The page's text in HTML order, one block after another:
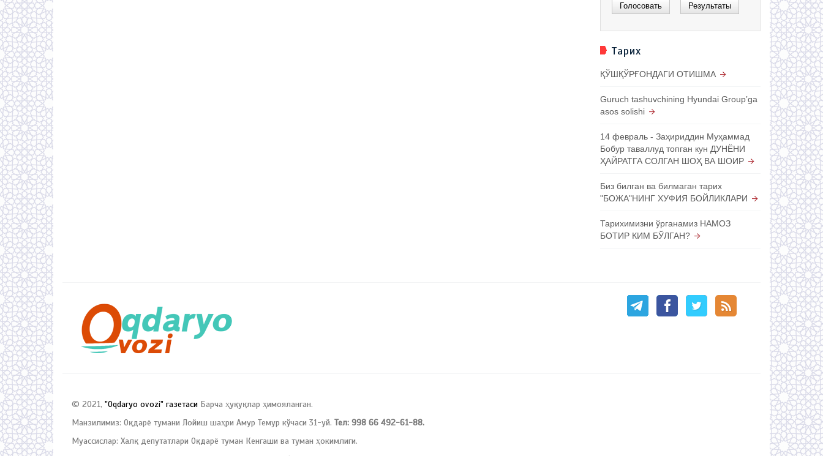
Тарих
ҚЎШҚЎРҒОНДАГИ ОТИШМА
Guruch tashuvchining Hyundai Groupʼga
asos solishi
14 февраль - Заҳириддин Муҳаммад
Бобур таваллуд топган кун ДУНЁНИ
ҲАЙРАТГА СОЛГАН ШОҲ ВА ШОИР
Биз билган ва билмаган тарих
"БОЖА"НИНГ ХУФИЯ БОЙЛИКЛАРИ
Тарихимизни ўрганамиз НАМОЗ
БОТИР КИМ БЎЛГАН?
© 2021, "Oqdaryo ovozi" газетаси Барча ҳуқуқлар ҳимояланган.
Манзилимиз: Оқдарё тумани Лойиш шаҳри Амур Темур кўчаси 31-уй. Тел: 998 66 492-61-88.
Муассислар: Халқ депутатлари Оқдарё туман Кенгаши ва туман ҳокимлиги.